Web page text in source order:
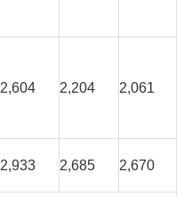
2,604 2,204 2,061
2,933 2,685 2,670